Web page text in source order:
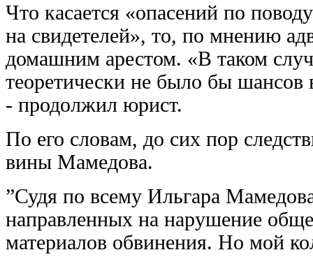
Что касается «опасений по
на свидетелей», то, по мнению
домашним арестом. «В таком
теоретически не было бы шансов
- продолжил юрист.
По его словам, до сих пор
вины Мамедова.
”Судя по всему Ильгара
направленных на нарушение
материалов обвинения. Но мой